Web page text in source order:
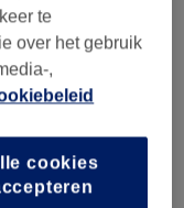
vanaf €40
te
over het gebruik
,
cookies